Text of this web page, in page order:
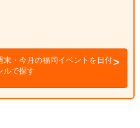
末・今月の福岡イベントを日付
ルで探す